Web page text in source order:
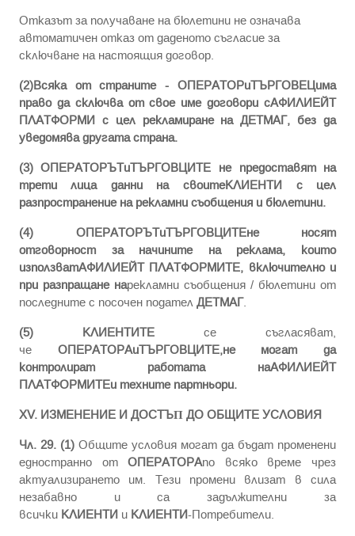
Отказът за получаване на бюлетини не означава
автоматичен отказ от даденото съгласие за
сключване на настоящия договор.
(2)Всяка от страните - ОПЕРАТОРиТЪРГОВЕЦима
право да сключва от свое име договори сАФИЛИЕЙТ
ПЛАТФОРМИ с цел рекламиране на ДЕТМАГ, без да
уведомява другата страна.
(3) ОПЕРАТОРЪТиТЪРГОВЦИТЕ не предоставят на
трети лица данни на своитеКЛИЕНТИ с цел
разпространение на рекламни съобщения и бюлетини.
(4)
ОПЕРАТОРЪТиТЪРГОВЦИТЕне носят
отговорност за начините на реклама, които
използватАФИЛИЕЙТ ПЛАТФОРМИТЕ, включително и
при разпращане нарекламни съобщения / бюлетини от
последните с посочен подател ДЕТМАГ.
(5)
КЛИЕНТИТЕce cъглacявaт,
чe ОПЕРАТОРАиТЪРГОВЦИТЕ,не могат да
контролират работата наАФИЛИЕЙТ
ПЛАТФОРМИТЕи техните партньори.
ХV. ИЗMEHEHИE И ДOCTЪΠ ДO OБЩИTE УCЛOBИЯ
Чл. 29. (1)Общите условия могат да бъдат променени
едностранно отОПЕРАТОРАпо всяко време чрез
актуализирането им. Тези промени влизат в сила
незабавно и са задължителни за
всички КЛИЕНТИи КЛИЕНТИ-Потребители.